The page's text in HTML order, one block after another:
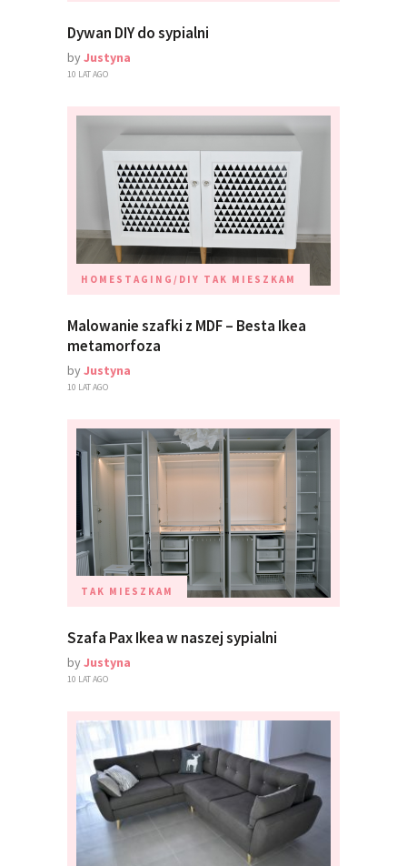
Dywan DIY do sypialni
byJustyna
10 LAT AGO
HOMESTAGING/DIY TAK MIESZKAM
Malowanie szafki z MDF – Besta Ikea
metamorfoza
byJustyna
10 LAT AGO
TAK MIESZKAM
Szafa Pax Ikea w naszej sypialni
byJustyna
10 LAT AGO